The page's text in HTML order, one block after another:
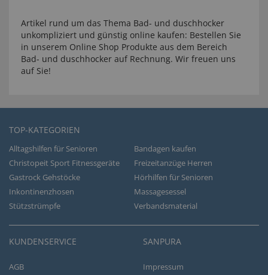
Artikel rund um das Thema Bad- und duschhocker
unkompliziert und günstig online kaufen: Bestellen Sie
in unserem Online Shop Produkte aus dem Bereich
Bad- und duschhocker auf Rechnung. Wir freuen uns
auf Sie!
TOP-KATEGORIEN
Alltagshilfen für Senioren
Bandagen kaufen
Christopeit Sport Fitnessgeräte
Freizeitanzüge Herren
Gastrock Gehstöcke
Hörhilfen für Senioren
Inkontinenzhosen
Massagesessel
Stützstrümpfe
Verbandsmaterial
KUNDENSERVICE
AGB
SANPURA
Impressum